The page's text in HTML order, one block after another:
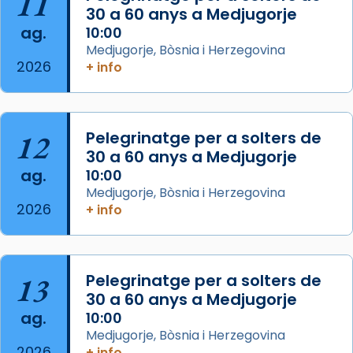
duració aproximada de tres hores. Després,
processó (recuperada el 1972) al voltant
del temple amb les relíquies de les santes.
Des de 1985 hi participa també un grup de
«Si vols saber què és calor, ves per les
Santes a Mataró»🥵.
Photo
View on Facebook · Share
2 weeks ago
Jaume, fill de Zebedeu, és juntament amb el
seu germà Joan i Pere un dels que
acompanyava més de prop Jesús.
ag.
2026
30 a 60 anys a Medjugorje
10:00
Medjugorje, Bòsnia i Herzegovina
+ info
12
ag.
2026
Pelegrinatge per a solters de
30 a 60 anys a Medjugorje
10:00
Medjugorje, Bòsnia i Herzegovina
+ info
13
ag.
Pelegrinatge per a solters de
30 a 60 anys a Medjugorje
10:00
Medjugorje, Bòsnia i Herzegovina